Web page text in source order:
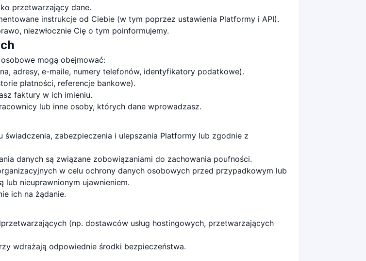
przetwarzający dane.
instrukcje od Ciebie (w tym poprzez ustawienia Platformy i API).
niezwłocznie Cię o tym poinformujemy.
mogą obejmować:
adresy, e-maile, numery telefonów, identyfikatory podatkowe).
płatności, referencje bankowe).
faktury w ich imieniu.
lub inne osoby, których dane wprowadzasz.
zabezpieczenia i ulepszania Platformy lub zgodnie z
danych są związane zobowiązaniami do zachowania poufności.
w celu ochrony danych osobowych przed przypadkowym lub
lub nieuprawnionym ujawnieniem.
ich na żądanie.
(np. dostawców usług hostingowych, przetwarzających
wdrażają odpowiednie środki bezpieczeństwa.